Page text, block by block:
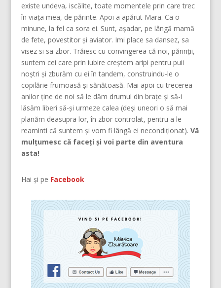
existe undeva, iscălite, toate momentele prin care trec
în viața mea, de părinte. Apoi a apărut Mara. Ca o
minune, la fel ca sora ei. Sunt, așadar, pe lângă mamă
de fete, povestitor și aviator. Imi place sa dansez, sa
visez si sa zbor. Trăiesc cu convingerea că noi, părinţii,
suntem cei care prin iubire creştem aripi pentru puii
noştri şi zburăm cu ei în tandem, construindu-le o
copilărie frumoasă şi sănătoasă. Mai apoi cu trecerea
anilor ține de noi să le dăm drumul din braţe și să-i
lăsăm liberi să-și urmeze calea (deşi uneori o să mai
planăm deasupra lor, în zbor controlat, pentru a le
reaminti că suntem şi vom fi lângă ei necondiţionat). Vă
mulțumesc că faceți și voi parte din aventura
asta!
Hai și pe Facebook